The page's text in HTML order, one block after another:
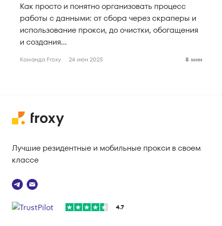
Как просто и понятно организовать процесс
работы с данными: от сбора через скраперы и
использование прокси, до очистки, обогащения
и создания...
Команда Froxy 24 июн 2025 8 мин
Лучшие резидентные и мобильные прокси в своем
классе
4.7